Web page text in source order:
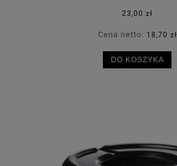
23,00 zł
Cena netto: 18,70 zł
DO KOSZYKA